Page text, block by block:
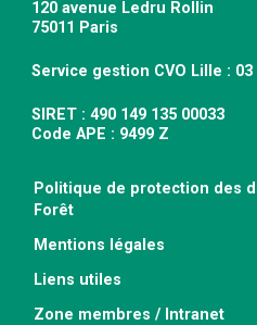
120 avenue Ledru Rollin
75011 Paris
Service gestion CVO Lille : 03
SIRET : 490 149 135 00033
Code APE : 9499 Z
Politique de protection des
Forêt
Mentions légales
Liens utiles
Zone membres / Intranet